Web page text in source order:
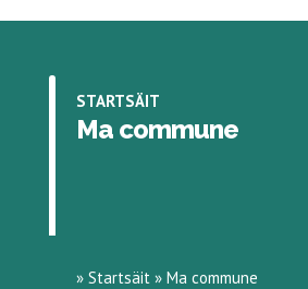
STARTSÄIT
Ma commune
» Startsäit » Ma commune